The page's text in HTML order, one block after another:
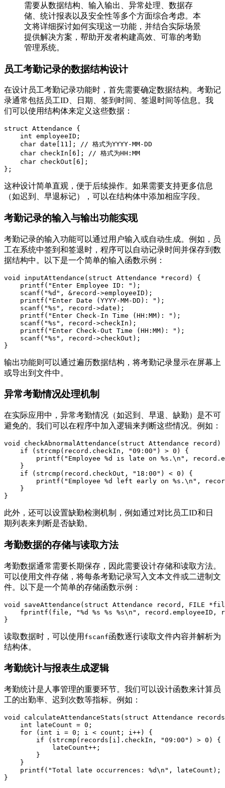
需要从数据结构、输入输出、异常处理、数据存
储、统计报表以及安全性等多个方面综合考虑。本
文将详细探讨如何实现这一功能，并结合实际场景
提供解决方案，帮助开发者构建高效、可靠的考勤
管理系统。
员工考勤记录的数据结构设计
在设计员工考勤记录功能时，首先需要确定数据结构。考勤记
录通常包括员工ID、日期、签到时间、签退时间等信息。我
们可以使用结构体来定义这些数据：
struct Attendance {
    int employeeID;
    char date[11]; // 格式为YYYY-MM-DD
    char checkIn[6]; // 格式为HH:MM
    char checkOut[6];
这种设计简单直观，便于后续操作。如果需要支持更多信息
（如迟到、早退标记），可以在结构体中添加相应字段。
考勤记录的输入与输出功能实现
考勤记录的输入功能可以通过用户输入或自动生成。例如，员
工在系统中签到和签退时，程序可以自动记录时间并保存到数
据结构中。以下是一个简单的输入函数示例：
void inputAttendance(struct Attendance *record) {
    printf("Enter Employee ID: ");
    scanf("%d", &record->employeeID);
    printf("Enter Date (YYYY-MM-DD): ");
    scanf("%s", record->date);
    printf("Enter Check-In Time (HH:MM): ");
    scanf("%s", record->checkIn);
    printf("Enter Check-Out Time (HH:MM): ");
    scanf("%s", record->checkOut);
输出功能则可以通过遍历数据结构，将考勤记录显示在屏幕上
或导出到文件中。
异常考勤情况处理机制
在实际应用中，异常考勤情况（如迟到、早退、缺勤）是不可
避免的。我们可以在程序中加入逻辑来判断这些情况。例如：
void checkAbnormalAttendance(struct Attendance record)
    if (strcmp(record.checkIn, "09:00") > 0) {
printf("Employee %d is late on %s.\n",
    }
    if (strcmp(record.checkOut, "18:00") < 0) {
printf("Employee %d left early on %s.\n",
    }
此外，还可以设置缺勤检测机制，例如通过对比员工ID和日
期列表来判断是否缺勤。
考勤数据的存储与读取方法
考勤数据通常需要长期保存，因此需要设计存储和读取方法。
可以使用文件存储，将每条考勤记录写入文本文件或二进制文
件。以下是一个简单的存储函数示例：
void saveAttendance(struct Attendance record, FILE
fprintf(file, "%d %s %s %s\n", record.employeeID,
读取数据时，可以使用 fscanf函数逐行读取文件内容并解析为
结构体。
考勤统计与报表生成逻辑
考勤统计是人事管理的重要环节。我们可以设计函数来计算员
工的出勤率、迟到次数等指标。例如：
void calculateAttendanceStats(struct Attendance
    int lateCount = 0;
    for (int i = 0; i < count; i++) {
        if (strcmp(records[i].checkIn, "09:00") > 0) {
            lateCount++;
        }
    }
    printf("Total late occurrences: %d\n", lateCount);